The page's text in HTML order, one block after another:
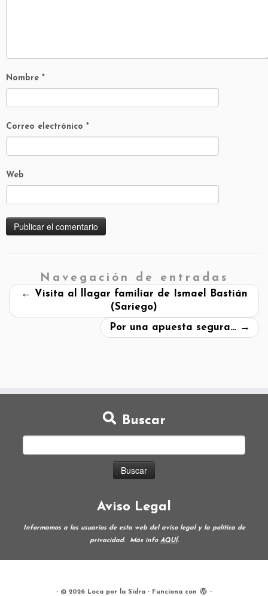
Nombre *
Correo electrónico *
Web
Navegación de entradas
← Visita al llagar familiar de Ismael Bastián
(Sariego)
Por una apuesta segura… →
Buscar
Aviso Legal
Informamos a los usuarios de esta web del aviso legal y la política de
privacidad.
Más info AQUÍ.
· © 2026 Loca por la Sidra · Funciona con ·